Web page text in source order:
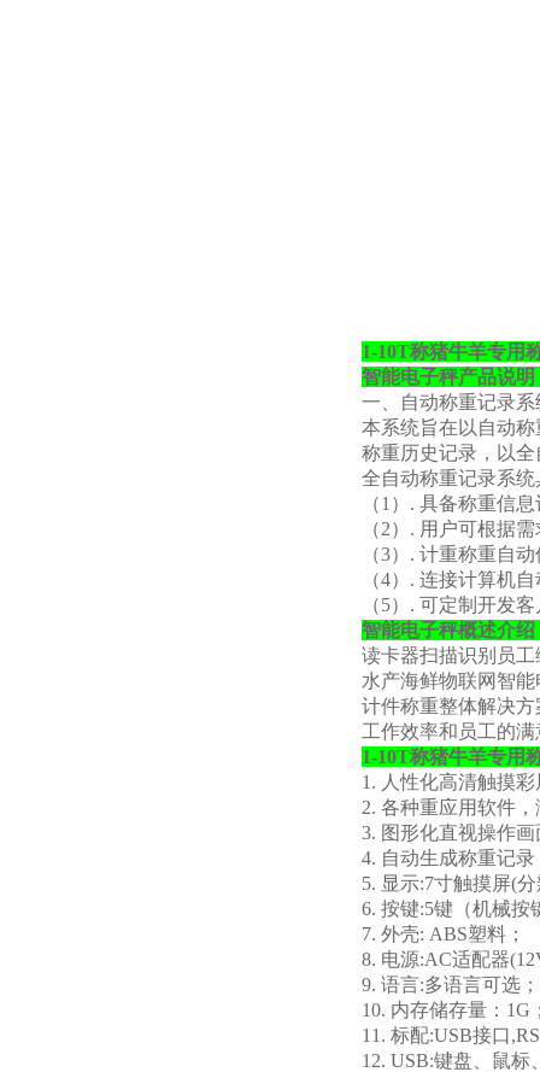
1-10T称猪牛羊专用
智能电子秤产品说明
一、自动称重记录系
本系统旨在以自动
称重历史记录，以
全自动称重记录系
（1）. 具备称重信
（2）. 用户可根据
（3）. 计重称重自
（4）. 连接计算机
（5）. 可定制开发
智能电子秤概述介绍
读卡器扫描识别员
水产海鲜物联网智
计件称重整体解决方
工作效率和员工的
1-10T称猪牛羊专用
1. 人性化高清触摸
2. 各种重应用软件
3. 图形化直视操作
4. 自动生成称重记
5. 显示:7寸触摸屏(
6. 按键:5键（机械按
7. 外壳: ABS塑料；
8. 电源:AC适配器
9. 语言:多语言可选；
10. 内存储存量：1G
11. 标配:USB接口
12. USB:键盘、鼠